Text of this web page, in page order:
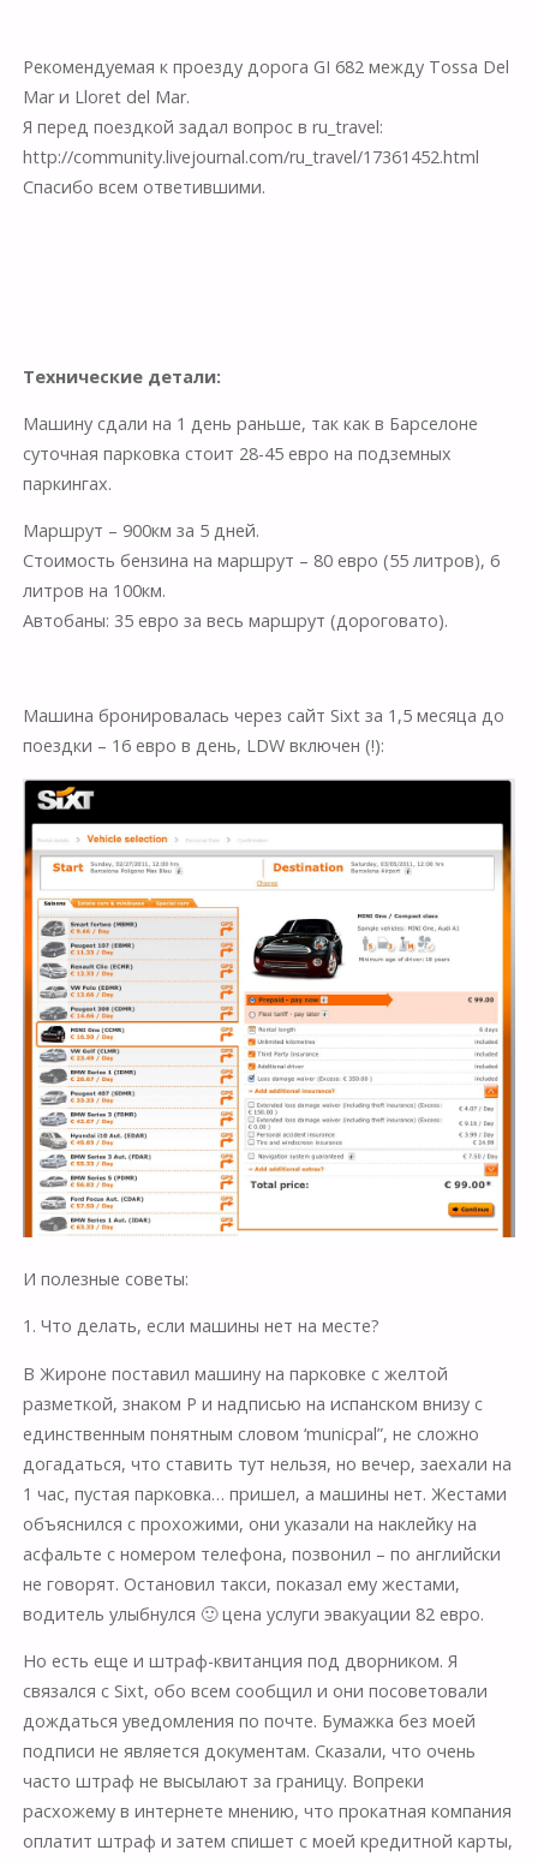
Рекомендуемая к проезду дорога GI 682 между Tossa Del
Mar и Lloret del Mar.
Я перед поездкой задал вопрос в ru_travel:
http://community.livejournal.com/ru_travel/17361452.html
Спасибо всем ответившими.
Технические детали:
Машину сдали на 1 день раньше, так как в Барселоне
суточная парковка стоит 28-45 евро на подземных
паркингах.
Маршрут – 900км за 5 дней.
Стоимость бензина на маршрут – 80 евро (55 литров), 6
литров на 100км.
Автобаны: 35 евро за весь маршрут (дороговато).
Машина бронировалась через сайт Sixt за 1,5 месяца до
поездки – 16 евро в день, LDW включен (!):
И полезные советы:
1. Что делать, если машины нет на месте?
В Жироне поставил машину на парковке с желтой
разметкой, знаком P и надписью на испанском внизу с
единственным понятным словом ‘municpal”, не сложно
догадаться, что ставить тут нельзя, но вечер, заехали на
1 час, пустая парковка… пришел, а машины нет. Жестами
объяснился с прохожими, они указали на наклейку на
асфальте с номером телефона, позвонил – по английски
не говорят. Остановил такси, показал ему жестами,
водитель улыбнулся 🙂 цена услуги эвакуации 82 евро.
Но есть еще и штраф-квитанция под дворником. Я
связался с Sixt, обо всем сообщил и они посоветовали
дождаться уведомления по почте. Бумажка без моей
подписи не является документам. Сказали, что очень
часто штраф не высылают за границу. Вопреки
расхожему в интернете мнению, что прокатная компания
оплатит штраф и затем спишет с моей кредитной карты,